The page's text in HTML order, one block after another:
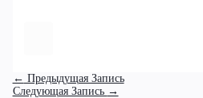
← Предыдущая Запись
Следующая Запись →